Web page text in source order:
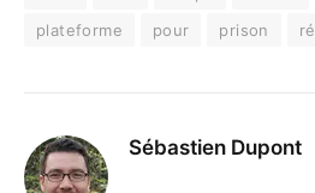
plateforme
pour prison
Sébastien Dupont